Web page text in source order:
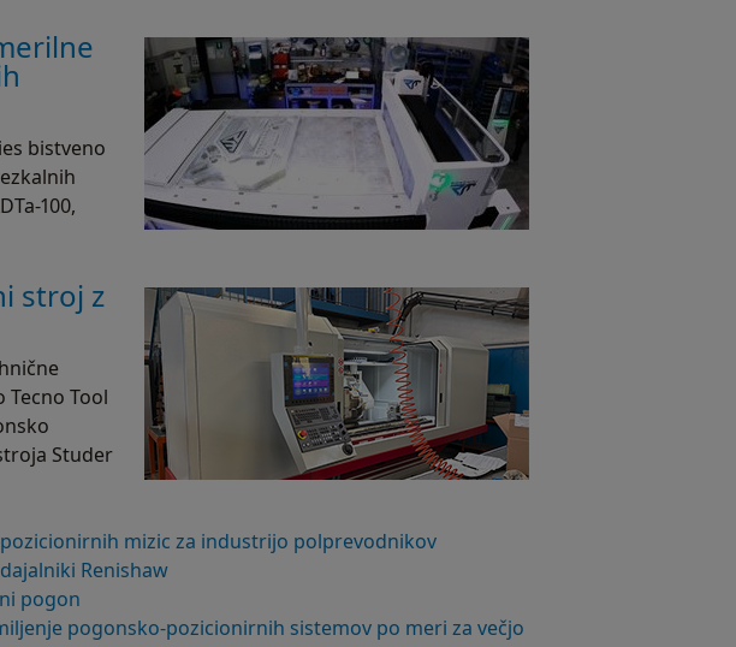
bistveno
100,
stroj z
Tool
Studer
mizic za industrijo polprevodnikov
Renishaw
pogon
pogonsko-pozicionirnih sistemov po meri za večjo